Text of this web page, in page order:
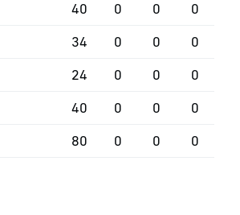
40 0 0 0
34 0 0 0
24 0 0 0
40 0 0 0
80 0 0 0